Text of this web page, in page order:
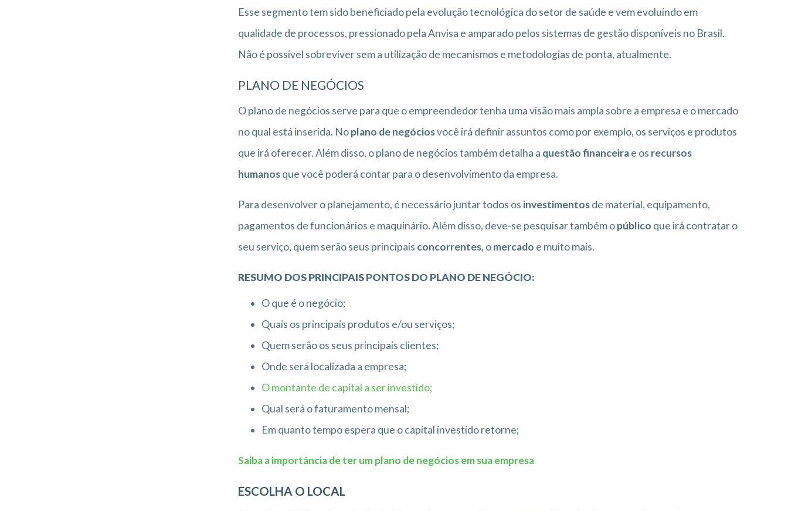
Esse segmento tem sido beneficiado pela evolução tecnológica do setor de saúde e vem evoluindo em
qualidade de processos, pressionado pela Anvisa e amparado pelos sistemas de gestão disponíveis no Brasil.
Não é possível sobreviver sem a utilização de mecanismos e metodologias de ponta, atualmente.
PLANO DE NEGÓCIOS
O plano de negócios serve para que o empreendedor tenha uma visão mais ampla sobre a empresa e o mercado
no qual está inserida. Noplano de negóciosvocê irá definir assuntos como por exemplo, os serviços e produtos
que irá oferecer. Além disso, o plano de negócios também detalha a questão financeirae os recursos
humanosque você poderá contar para o desenvolvimento da empresa.
Para desenvolver o planejamento, é necessário juntar todos os investimentosde material, equipamento,
pagamentos de funcionários e maquinário. Além disso, deve-se pesquisar também opúblico que irá contratar o
seu serviço, quem serão seus principais concorrentes, omercado e muito mais.
RESUMO DOS PRINCIPAIS PONTOS DO PLANO DE NEGÓCIO:
O que é o negócio;
Quais os principais produtos e/ou serviços;
Quem serão os seus principais clientes;
Onde será localizada a empresa;
O montante de capital a ser investido;
Qual será o faturamento mensal;
Em quanto tempo espera que o capital investido retorne;
Saiba a importância de ter um plano de negócios em sua empresa
ESCOLHA O LOCAL